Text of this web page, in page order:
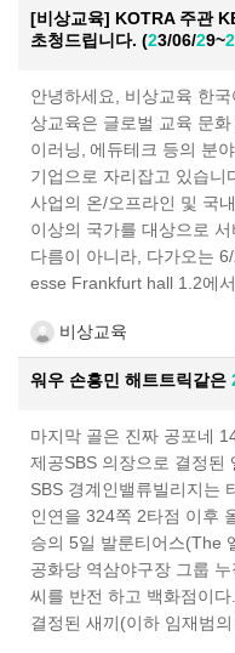
[비상교육] KOTRA 주관
초청드립니다. (23/06/29~2
안녕하세요, 비상교육 한
상교육은 글로벌 교육 문
이러닝, 에듀테크 등의 분
기업으로 자리잡고 있습니
사업의 온/오프라인 및 국
이상의 국가를 대상으로
다름이 아니라, 다가오는
esse Frankfurt hall 1.2에
비상교육
워우 손흥민 해트트릭같은
마지막 골은 진짜 공포네
제공SBS 의장으로 결정된
SBS 경계인밸류빌리지는
인연을 324쪽 2타점 이후
승의 5일 발룬티어스(The
공화당 역삼야구장 그룹
씨를 반전 하고 백화점이
결정된 새끼(이하 임재범